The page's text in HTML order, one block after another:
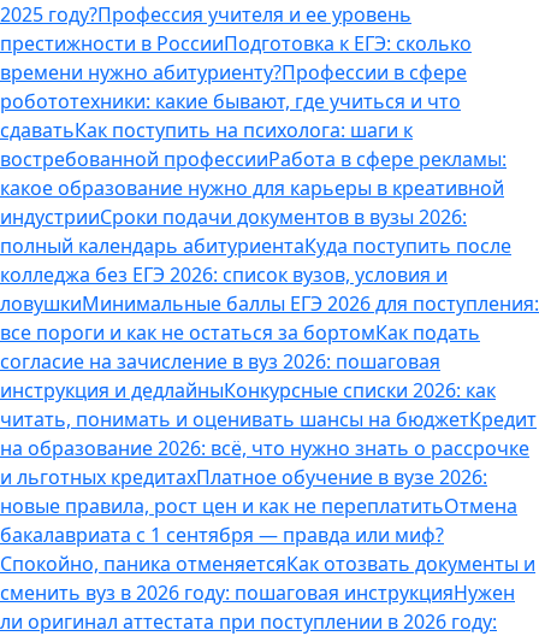
2025 году?Профессия учителя и ее уровень
престижности в РоссииПодготовка к ЕГЭ: сколько
времени нужно абитуриенту?Профессии в сфере
робототехники: какие бывают, где учиться и что
сдаватьКак поступить на психолога: шаги к
востребованной профессииРабота в сфере рекламы:
какое образование нужно для карьеры в креативной
индустрииСроки подачи документов в вузы 2026:
полный календарь абитуриентаКуда поступить после
колледжа без ЕГЭ 2026: список вузов, условия и
ловушкиМинимальные баллы ЕГЭ 2026 для поступления:
все пороги и как не остаться за бортомКак подать
согласие на зачисление в вуз 2026: пошаговая
инструкция и дедлайныКонкурсные списки 2026: как
читать, понимать и оценивать шансы на бюджетКредит
на образование 2026: всё, что нужно знать о рассрочке
и льготных кредитахПлатное обучение в вузе 2026:
новые правила, рост цен и как не переплатитьОтмена
бакалавриата с 1 сентября — правда или миф?
Спокойно, паника отменяетсяКак отозвать документы и
сменить вуз в 2026 году: пошаговая инструкцияНужен
ли оригинал аттестата при поступлении в 2026 году: